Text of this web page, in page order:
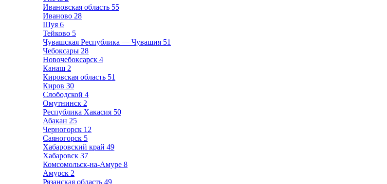
Ивановская область 55
Иваново 28
Шуя 6
Тейково 5
Чувашская Республика — Чувашия 51
Чебоксары 28
Новочебоксарск 4
Канаш 2
Кировская область 51
Киров 30
Слободской 4
Омутнинск 2
Республика Хакасия 50
Абакан 25
Черногорск 12
Саяногорск 5
Хабаровский край 49
Хабаровск 37
Комсомольск-на-Амуре 8
Амурск 2
Рязанская область 49